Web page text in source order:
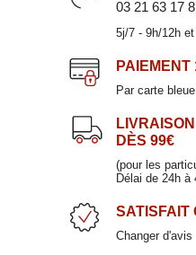
Mug rouille
Tasse à
03 21 63 17
5j/7 - 9h/12h
PAIEMENT
Par carte
DÈS 99€
(pour les
Délai de 24h à
SATISFAIT
Changer d'avis